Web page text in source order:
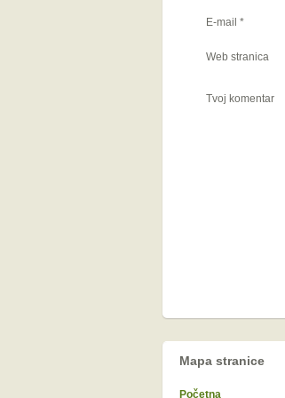
E-mail *
Web stranica
Tvoj komentar
Mapa stranice
Početna